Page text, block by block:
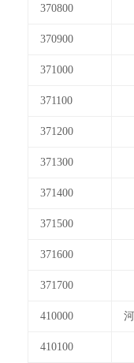
370800
370900
371000
371100
371200
371300
371400
371500
371600
371700
410000
410100